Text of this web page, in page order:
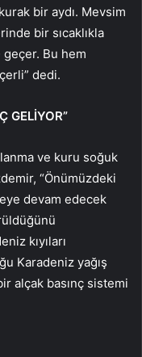
bir aydı. Mevsim
bir sıcaklıkla
geçer. Bu hem
dedi.
GELİYOR”
ve kuru soğuk
“Önümüzdeki
devam edecek
kıyıları
Karadeniz yağış
alçak basınç sistemi